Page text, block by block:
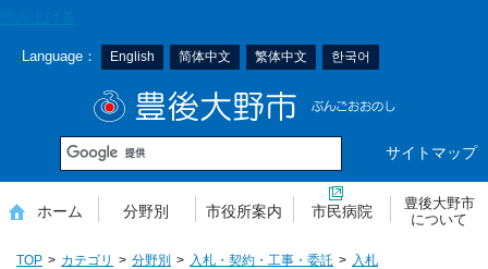
Language： English 简体中文 繁体中文 한국어
サイトマップ
ホーム 分野別 市役所案内 市民病院
豊後大野市
について
TOP カテゴリ 分野別 入札・契約・工事・委託 入札